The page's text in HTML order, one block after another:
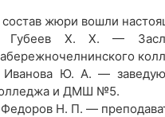
состав жюри вошли
Губеев Х. Х. —
Иванова Ю. А. —
и ДМШ №5.
Федоров Н. П. —